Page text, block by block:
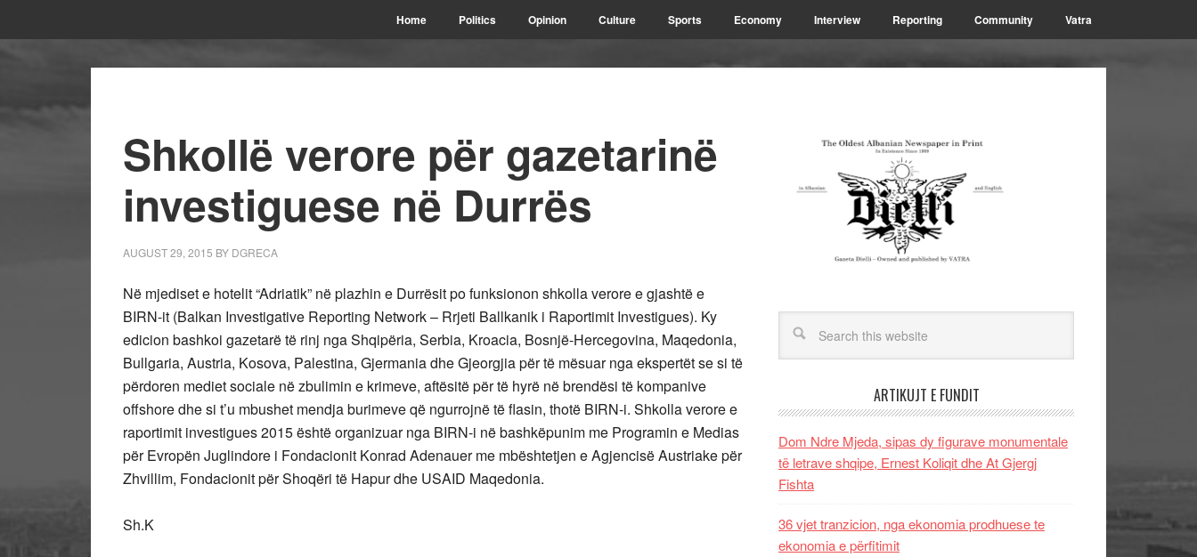
Home Politics Opinion Culture Sports Economy Interview Reporting Community Vatra
Shkollë verore për gazetarinë
investiguese në Durrës
AUGUST 29, 2015 BY DGRECA
Në mjediset e hotelit “Adriatik” në plazhin e Durrësit po funksionon shkolla verore e gjashtë e
BIRN-it (Balkan Investigative Reporting Network – Rrjeti Ballkanik i Raportimit Investigues). Ky
edicion bashkoi gazetarë të rinj nga Shqipëria, Serbia, Kroacia, Bosnjë-Hercegovina, Maqedonia,
Bullgaria, Austria, Kosova, Palestina, Gjermania dhe Gjeorgjia për të mësuar nga ekspertët se si të
përdoren mediet sociale në zbulimin e krimeve, aftësitë për të hyrë në brendësi të kompanive
offshore dhe si t’u mbushet mendja burimeve që ngurrojnë të flasin, thotë BIRN-i. Shkolla verore e
raportimit investigues 2015 është organizuar nga BIRN-i në bashkëpunim me Programin e Medias
për Evropën Juglindore i Fondacionit Konrad Adenauer me mbështetjen e Agjencisë Austriake për
Zhvillim, Fondacionit për Shoqëri të Hapur dhe USAID Maqedonia.
Sh.K
ARTIKUJT E FUNDIT
Dom Ndre Mjeda, sipas dy figurave monumentale
të letrave shqipe, Ernest Koliqit dhe At Gjergj
Fishta
36 vjet tranzicion, nga ekonomia prodhuese te
ekonomia e përfitimit